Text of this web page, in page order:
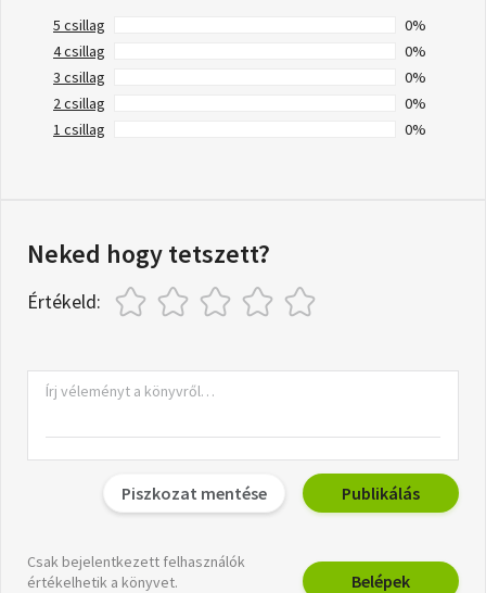
5 csillag
0%
4 csillag
0%
3 csillag
0%
2 csillag
0%
1 csillag
0%
Neked hogy tetszett?
Értékeld:
Piszkozat mentése Publikálás
Csak bejelentkezett felhasználók
értékelhetik a könyvet.
Belépek